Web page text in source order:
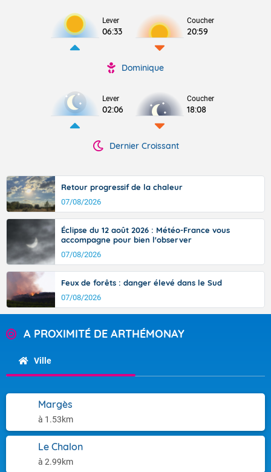
Lever
06:33
Coucher
20:59
Dominique
Lever
02:06
Coucher
18:08
Dernier Croissant
Retour progressif de la chaleur
07/08/2026
Éclipse du 12 août 2026 : Météo-France vous
accompagne pour bien l'observer
07/08/2026
Feux de forêts : danger élevé dans le Sud
07/08/2026
A PROXIMITÉ DE ARTHÉMONAY
Ville
Margès
à 1.53km
Le Chalon
à 2.99km